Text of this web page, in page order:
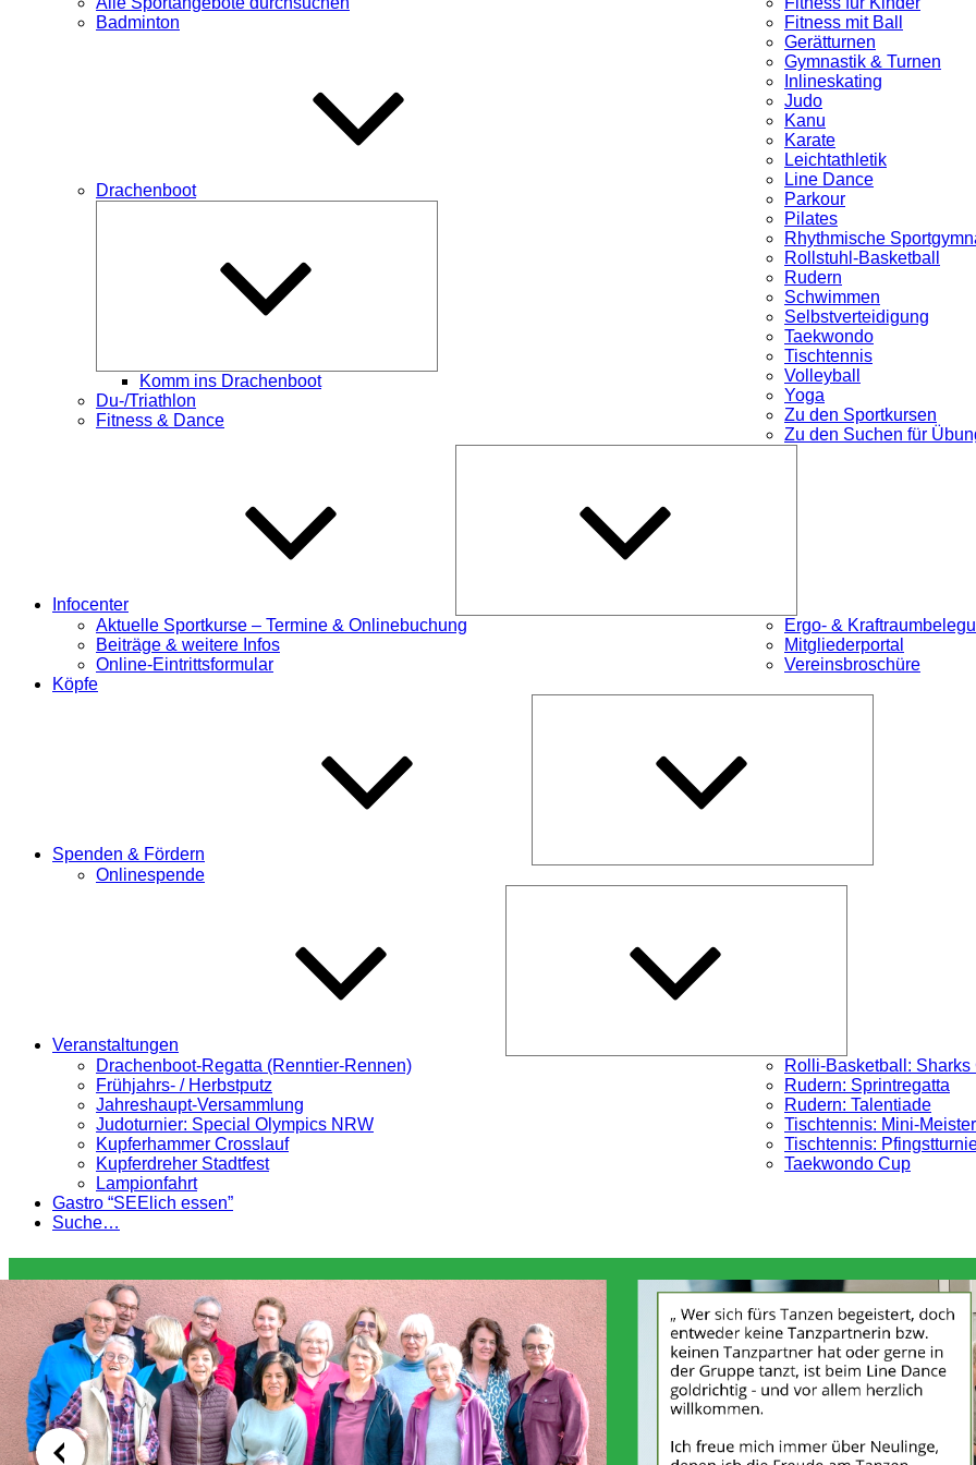
Badminton
Drachenboot
Komm ins Drachenboot
Du-/Triathlon
Fitness & Dance
Fitness mit Ball
Gerätturnen
Gymnastik & Turnen
Inlineskating
Judo
Kanu
Karate
Leichtathletik
Line Dance
Parkour
Pilates
Rhythmische
Rollstuhl-Basketball
Rudern
Schwimmen
Selbstverteidigung
Taekwondo
Tischtennis
Volleyball
Yoga
Zu den Sportkursen
Zu den Suchen für
Infocenter
Aktuelle Sportkurse – Termine & Onlinebuchung
Beiträge & weitere Infos
Online-Eintrittsformular
Ergo- &
Mitgliederportal
Vereinsbroschüre
Köpfe
Spenden & Fördern
Onlinespende
Veranstaltungen
Drachenboot-Regatta (Renntier-Rennen)
Frühjahrs- / Herbstputz
Jahreshaupt-Versammlung
Judoturnier: Special Olympics NRW
Kupferhammer Crosslauf
Kupferdreher Stadtfest
Lampionfahrt
Rolli-Basketball: Sharks
Rudern: Sprintregatta
Rudern: Talentiade
Tischtennis: Mini-
Tischtennis:
Taekwondo Cup
Gastro “SEElich essen”
Suche…